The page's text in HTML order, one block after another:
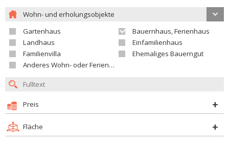
Wohn- und erholungsobjekte
Gartenhaus
Bauernhaus, Ferienhaus
Landhaus
Einfamilienhaus
Familienvilla
Ehemaliges Bauerngut
Anderes Wohn- oder Ferienobjekt
Preis
Fläche